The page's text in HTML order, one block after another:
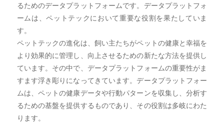
るためのデータプラットフォームです。データプラットフォ
ームは、ペットテックにおいて重要な役割を果たしていま
す。
ペットテックの進化は、飼い主たちがペットの健康と幸福を
より効果的に管理し、向上させるための新たな方法を提供し
ています。その中で、データプラットフォームの重要性がま
すます浮き彫りになってきています。データプラットフォー
ムは、ペットの健康データや行動パターンを収集し、分析す
るための基盤を提供するものであり、その役割は多岐にわた
ります。